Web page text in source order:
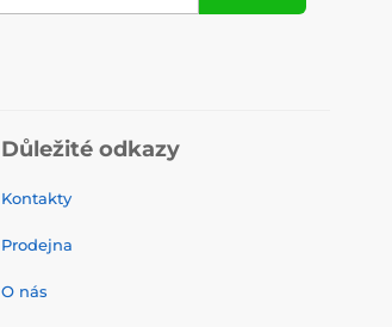
Důležité odkazy
Kontakty
Prodejna
O nás